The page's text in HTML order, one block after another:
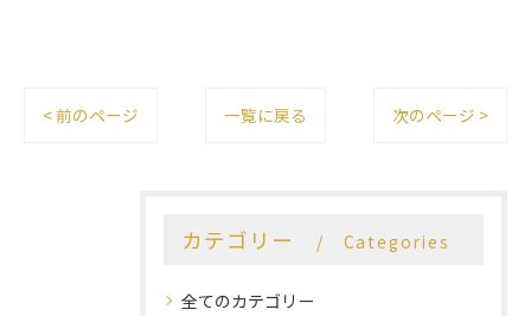
< 前のページ 一覧に戻る 次のページ >
カテゴリー Categories
全てのカテゴリー